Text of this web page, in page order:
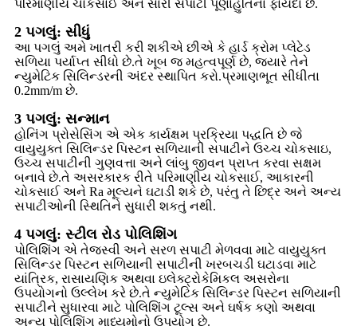
પરિમાણીય ચોકસાઈ અને સારી સપાટી પૂર્ણાહુતિના ફાયદા છે.
2 પગલું: સીધું
આ પગલું અમે ખાતરી કરી શકીએ છીએ કે હાર્ડ ક્રોમ પ્લેટેડ
સળિયા પર્યાપ્ત સીધો છે.તે ખૂબ જ મહત્વપૂર્ણ છે, જ્યારે તેને
ન્યુમેટિક સિલિન્ડરની અંદર સ્થાપિત કરો.પ્રમાણભૂત સીધીતા
0.2mm/m છે.
3 પગલું: સન્માન
હોનિંગ પ્રોસેસિંગ એ એક કાર્યક્ષમ પ્રક્રિયા પદ્ધતિ છે જે
વાયુયુક્ત સિલિન્ડર પિસ્ટન સળિયાની સપાટીને ઉચ્ચ ચોકસાઇ,
ઉચ્ચ સપાટીની ગુણવત્તા અને લાંબુ જીવન પ્રાપ્ત કરવા સક્ષમ
બનાવે છે.તે અસરકારક રીતે પરિમાણીય ચોકસાઈ, આકારની
ચોકસાઈ અને Ra મૂલ્યને ઘટાડી શકે છે, પરંતુ તે છિદ્ર અને અન્ય
સપાટીઓની સ્થિતિને સુધારી શકતું નથી.
4 પગલું: સ્ટીલ રોડ પોલિશિંગ
પોલિશિંગ એ તેજસ્વી અને સરળ સપાટી મેળવવા માટે વાયુયુક્ત
સિલિન્ડર પિસ્ટન સળિયાની સપાટીની ખરબચડી ઘટાડવા માટે
યાંત્રિક, રાસાયણિક અથવા ઇલેક્ટ્રોકેમિકલ અસરોના
ઉપયોગનો ઉલ્લેખ કરે છે.તે ન્યુમેટિક સિલિન્ડર પિસ્ટન સળિયાની
સપાટીને સુધારવા માટે પોલિશિંગ ટૂલ્સ અને ઘર્ષક કણો અથવા
અન્ય પોલિશિંગ માધ્યમોનો ઉપયોગ છે.